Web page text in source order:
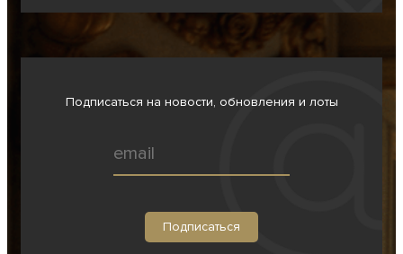
Подписаться на новости, обновления и лоты